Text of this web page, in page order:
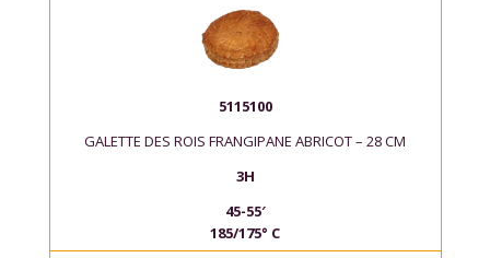
5115100
GALETTE DES ROIS FRANGIPANE ABRICOT – 28 CM
3H
45-55′
185/175° C